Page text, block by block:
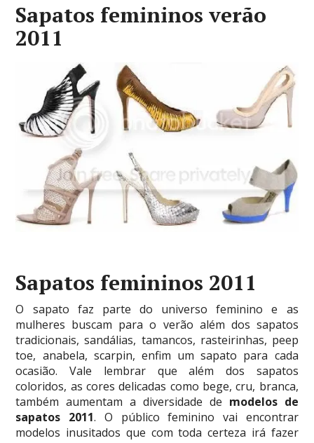
Sapatos femininos verão
2011
Sapatos femininos 2011
O sapato faz parte do universo feminino e as
mulheres buscam para o verão além dos sapatos
tradicionais, sandálias, tamancos, rasteirinhas, peep
toe, anabela, scarpin, enfim um sapato para cada
ocasião. Vale lembrar que além dos sapatos
coloridos, as cores delicadas como bege, cru, branca,
também aumentam a diversidade de modelos de
sapatos 2011. O público feminino vai encontrar
modelos inusitados que com toda certeza irá fazer